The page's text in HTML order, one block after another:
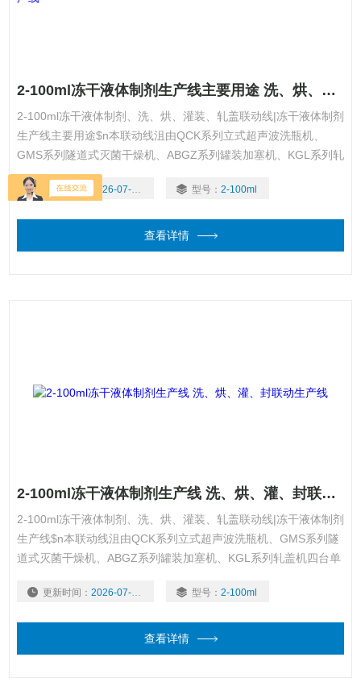
2-100ml冻干液体制剂生产线主要用途 洗、烘、灌、封联动生产线
2-100ml冻干液体制剂、洗、烘、灌装、轧盖联动线|冻干液体制剂
生产线主要用途$n本联动线沮由QCK系列立式超声波洗瓶机、
GMS系列隧道式灭菌干燥机、ABGZ系列罐装加塞机、KGL系列轧
盖机四台单机组成。
更新时间： 2026-07-30 型号： 2-100ml
查看详情
2-100ml冻干液体制剂生产线 洗、烘、灌、封联动生产线
2-100ml冻干液体制剂、洗、烘、灌装、轧盖联动线|冻干液体制剂
生产线$n本联动线沮由QCK系列立式超声波洗瓶机、GMS系列隧
道式灭菌干燥机、ABGZ系列罐装加塞机、KGL系列轧盖机四台单
更新时间： 2026-07-30 型号： 2-100ml
查看详情